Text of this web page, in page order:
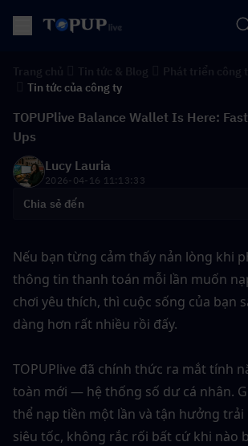
Tin tức của công ty
TOPUPlive Balance Wallet Is Here:
Ups
Lucy Lauria
2026-04-16 11:13:33
Chia sẻ đến
Nếu bạn từng cảm thấy nản lòng khi
thông tin thanh toán mỗi lần muốn
chơi yêu thích, thì cuộc sống của bạn
dàng hơn rất nhiều rồi đấy.
TOPUPlive đã chính thức ra mắt tính
toàn mới — hệ thống số dư cá nhân.
thể nạp tiền một lần và tận hưởng
siêu tốc, không rắc rối bất cứ khi nào